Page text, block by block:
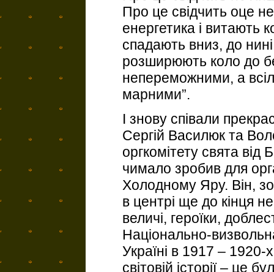
Про це свідчить оце
енергетика і витають
спадають вниз, до
розширюють коло до
непереможними, а
марними”.
І знову співали
Сергій Василюк та
оргкомітету свята від
чимало зробив для
Холодному Яру. Він,
в центрі ще до кінця не
величі, героїки,
Національно-
Україні в 1917 – 1920-
світовій історії – це